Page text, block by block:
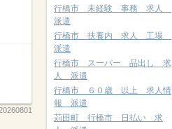
行橋市 未経験 事務 求人
派遣
行橋市 扶養内 求人 工場
派遣
行橋市 スーパー 品出し 求
人 派遣
行橋市 ６０歳 以上 求人情
報 派遣
苅田町 行橋市 日払い 求